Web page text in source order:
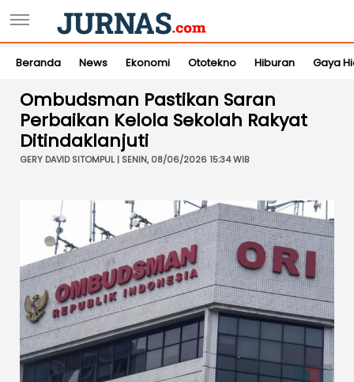
Beranda News Ekonomi Ototekno Hiburan Gaya
Ombudsman Pastikan Saran
Perbaikan Kelola Sekolah Rakyat
Ditindaklanjuti
GERY DAVID SITOMPUL | SENIN, 08/06/2026 15:34 WIB